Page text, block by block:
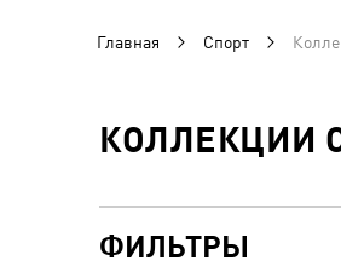
Главная Спорт
КОЛЛЕКЦИИ
ФИЛЬТРЫ